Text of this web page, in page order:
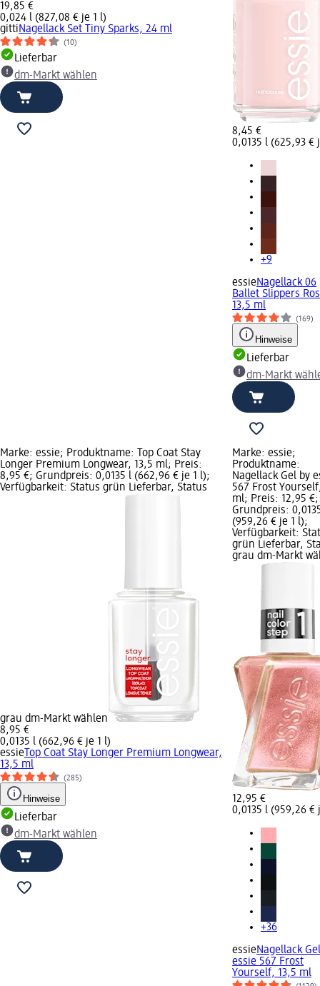
19,85 €
0,024 l (827,08 € je 1 l)
gittiNagellack Set Tiny Sparks, 24 ml
(10)
Lieferbar
dm-Markt wählen
8,45 €
0,0135 l (625,93 €
+9
essieNagellack 06
Ballet Slippers
13,5 ml
(169)
Hinweise
Lieferbar
dm-Markt
Marke: essie; Produktname: Top Coat Stay
Longer Premium Longwear, 13,5 ml; Preis:
8,95 €; Grundpreis: 0,0135 l (662,96 € je 1 l);
Verfügbarkeit: Status grün Lieferbar, Status
grau dm-Markt wählen
8,95 €
0,0135 l (662,96 € je 1 l)
essie Top Coat Stay Longer Premium Longwear,
13,5 ml
(285)
Hinweise
Lieferbar
dm-Markt wählen
Marke: essie;
Produktname:
Nagellack Gel by
567 Frost
ml; Preis: 12,95 €;
Grundpreis:
(959,26 € je 1 l);
Verfügbarkeit:
grün Lieferbar,
grau dm-Markt
12,95 €
0,0135 l (959,26 €
+36
essieNagellack
essie 567 Frost
Yourself, 13,5 ml